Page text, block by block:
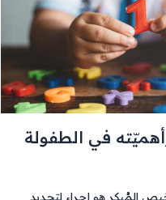
في الطفولة
المُبكر هو إجراء لتحديد